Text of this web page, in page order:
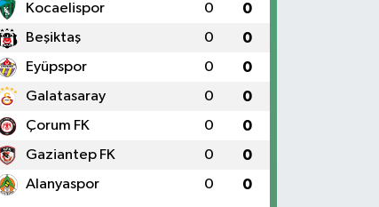
Kocaelispor 0 0
Beşiktaş 0 0
Eyüpspor 0 0
Galatasaray 0 0
Çorum FK 0 0
Gaziantep FK 0 0
Alanyaspor 0 0